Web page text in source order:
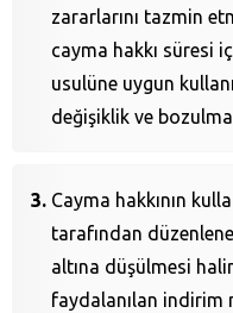
zararlarını tazmin
cayma hakkı süresi
usulüne uygun
değişiklik ve
Cayma hakkının
tarafından
altına düşülmesi
faydalanılan indirim